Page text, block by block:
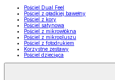
Pościel Dual Feel
Pościel z gładkiej bawełny
Pościel z kory
Pościel satynowa
Pościel z mikrowłókna
Pościel z mikropluszu
Pościel z fotodrukiem
Korzystne zestawy
Pościel dziecięca